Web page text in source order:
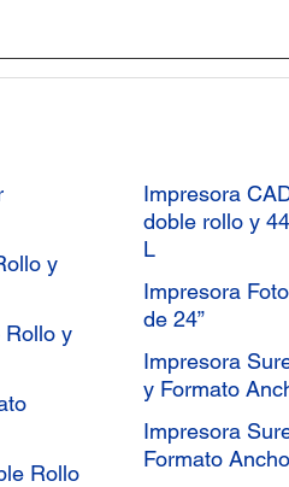
y
Rollo y
Rollo
Impresora
doble rollo y
L
Impresora
de 24”
Impresora
y Formato
Impresora
Formato